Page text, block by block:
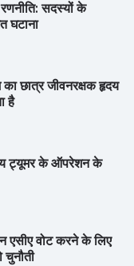
सदस्यों के
घटाना
छात्र जीवनरक्षक हृदय
है
ट्यूमर के ऑपरेशन के
एसीए वोट करने के लिए
चुनौती